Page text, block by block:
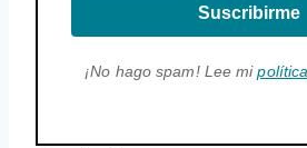
Suscribirme
¡No hago spam! Lee mi